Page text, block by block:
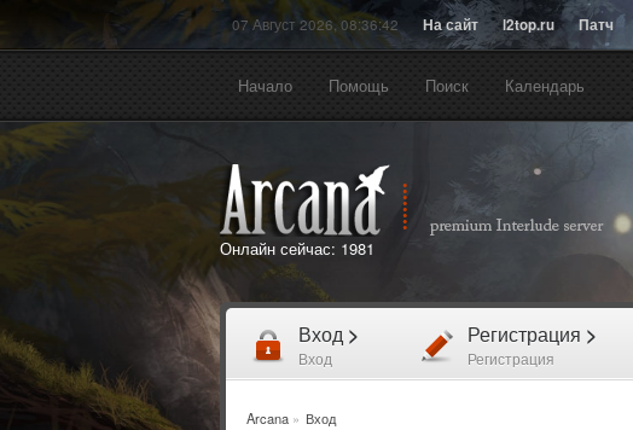
07 Август 2026, 08:36:42 На сайт l2top.ru Патч
Начало Помощь Поиск Календарь
Онлайн сейчас: 1981
Вход >
Вход
Регистрация >
Регистрация
Arcana» Вход